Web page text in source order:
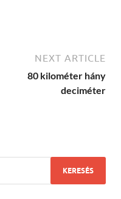
NEXT ARTICLE
80 kilométer hány
deciméter